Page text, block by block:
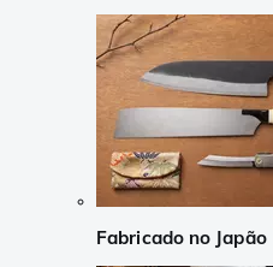
Fabricado no Japão